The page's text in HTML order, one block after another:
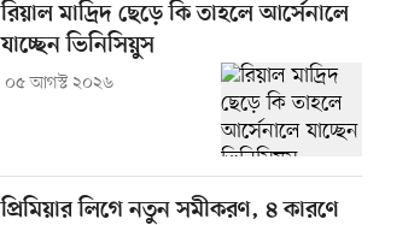
রিয়াল মাদ্রিদ ছেড়ে কি তাহলে আর্সেনালে
যাচ্ছেন ভিনিসিয়ুস
০৫ আগস্ট ২০২৬
প্রিমিয়ার লিগে নতুন সমীকরণ, ৪ কারণে